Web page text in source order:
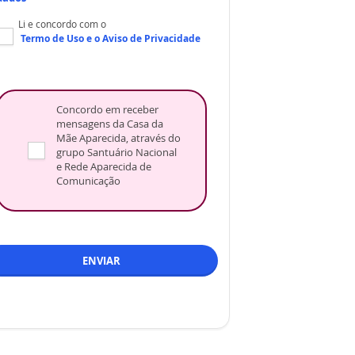
Li e concordo com o
Termo de Usoe oAviso de Privacidade
Concordo em receber
mensagens da Casa da
Mãe Aparecida, através do
grupo Santuário Nacional
e Rede Aparecida de
Comunicação
ENVIAR